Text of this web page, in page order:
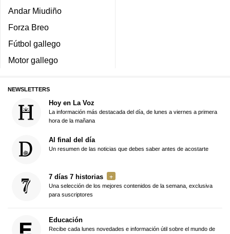
Andar Miudiño
Forza Breo
Fútbol gallego
Motor gallego
NEWSLETTERS
Hoy en La Voz
La información más destacada del día, de lunes a viernes a primera
hora de la mañana
Al final del día
Un resumen de las noticias que debes saber antes de acostarte
7 días 7 historias
Una selección de los mejores contenidos de la semana, exclusiva
para suscriptores
Educación
Recibe cada lunes novedades e información útil sobre el mundo de